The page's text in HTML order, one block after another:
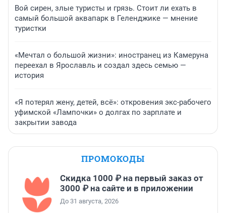
Вой сирен, злые туристы и грязь. Стоит ли ехать в
самый большой аквапарк в Геленджике — мнение
туристки
«Мечтал о большой жизни»: иностранец из Камеруна
переехал в Ярославль и создал здесь семью —
история
«Я потерял жену, детей, всё»: откровения экс-рабочего
уфимской «Лампочки» о долгах по зарплате и
закрытии завода
ПРОМОКОДЫ
Скидка 1000 ₽ на первый заказ от
3000 ₽ на сайте и в приложении
До 31 августа, 2026